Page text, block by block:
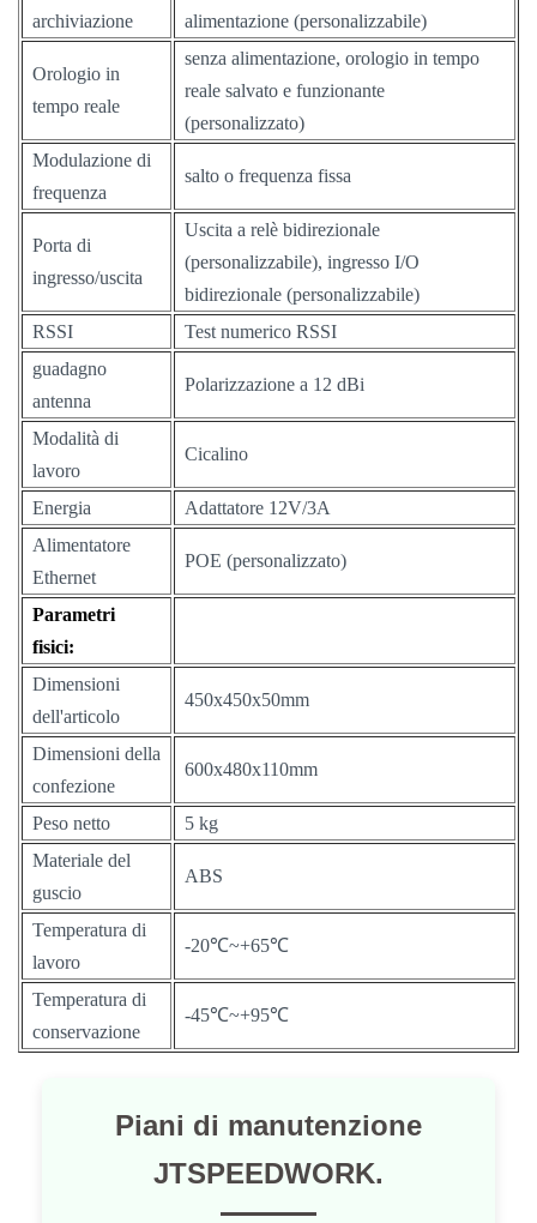
archiviazione
alimentazione (personalizzabile)
Orologio in
tempo reale
senza alimentazione, orologio in tempo
reale salvato e funzionante
(personalizzato)
Modulazione di
frequenza
salto o frequenza fissa
Porta di
ingresso/uscita
Uscita a relè bidirezionale
(personalizzabile), ingresso I/O
bidirezionale (personalizzabile)
RSSI
Test numerico RSSI
guadagno
antenna
Polarizzazione a 12 dBi
Modalità di
lavoro
Cicalino
Energia
Adattatore 12V/3A
Alimentatore
Ethernet
POE (personalizzato)
Parametri
fisici:
Dimensioni
dell'articolo
450x450x50mm
Dimensioni della
confezione
600x480x110mm
Peso netto
5 kg
Materiale del
guscio
ABS
Temperatura di
lavoro
-20℃~+65℃
Temperatura di
conservazione
-45℃~+95℃
Piani di manutenzione
JTSPEEDWORK.